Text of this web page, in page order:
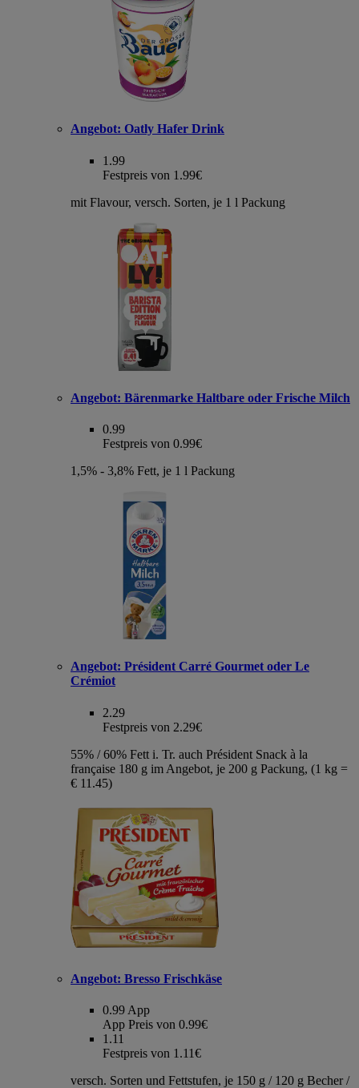
Angebot: Oatly Hafer Drink
1.99
Festpreis von 1.99€
mit Flavour, versch. Sorten, je 1 l Packung
Angebot: Bärenmarke Haltbare oder Frische Milch
0.99
Festpreis von 0.99€
1,5% - 3,8% Fett, je 1 l Packung
Angebot: Président Carré Gourmet oder Le
Crémiot
2.29
Festpreis von 2.29€
55% / 60% Fett i. Tr. auch Président Snack à la
française 180 g im Angebot, je 200 g Packung, (1 kg =
€ 11.45)
Angebot: Bresso Frischkäse
0.99 App
App Preis von 0.99€
1.11
Festpreis von 1.11€
versch. Sorten und Fettstufen, je 150 g / 120 g Becher /